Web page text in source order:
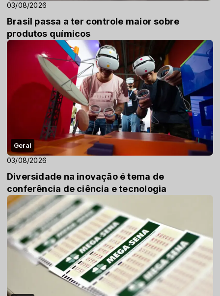
03/08/2026
Brasil passa a ter controle maior sobre
produtos químicos
Geral
03/08/2026
Diversidade na inovação é tema de
conferência de ciência e tecnologia